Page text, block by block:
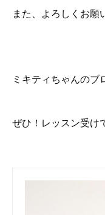
また、よろしくお願
ミキティちゃん
ぜひ！レッスン受け